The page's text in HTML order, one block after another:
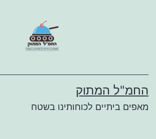
החמ"ל המתוק
מאפים ביתיים לכוחותינו בשטח